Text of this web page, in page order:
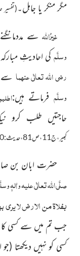
مگر منکر یا جاہل۔(تفسیر
غیرُاللہ سے
وسلَّم کی احادیثِ
رضی اللہ تعالٰی عنہما سے
وسلَّم فرماتے ہیں:
حاجتیں طلب کرو
کبیر،ج11،ص81،حدیث:11110)
حضرت ابان بن
صلَّی اللہ تعالٰی علیہ واٰلہٖ
بفلاۃ من الارض لا یری
جب تم میں سے کسی کا
کسی کو نہیں دیکھتا